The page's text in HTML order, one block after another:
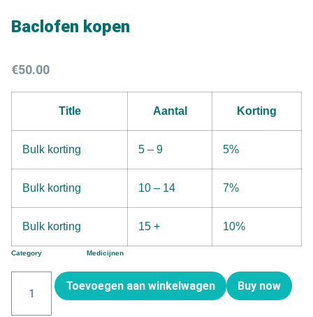
Baclofen kopen
€50.00
Title Aantal Korting
Bulk korting 5 – 9 5%
Bulk korting 10 – 14 7%
Bulk korting 15 + 10%
Category Medicijnen
Toevoegen aan winkelwagen Buy now